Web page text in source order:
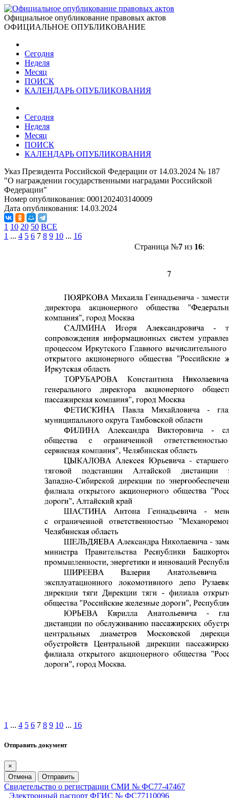
Официальное опубликование правовых актов
ОФИЦИАЛЬНОЕ ОПУБЛИКОВАНИЕ
Сегодня
Неделя
Месяц
ПОИСК
КАЛЕНДАРЬ ОПУБЛИКОВАНИЯ
Сегодня
Неделя
Месяц
ПОИСК
КАЛЕНДАРЬ ОПУБЛИКОВАНИЯ
Указ Президента Российской Федерации от 14.03.2024 № 187
"О награждении государственными наградами Российской
Федерации"
Номер опубликования: 0001202403140009
Дата опубликования: 14.03.2024
1 10 20 50 ВСЕ
1 ... 4 5 6 7 8 9 10 ... 16
Страница №7из 16:
1 ... 4 5 6 7 8 9 10 ... 16
Отправить документ
×
Отмена
Отправить
Свидетельство о регистрации СМИ № ФС77-47467
Электронный паспорт ФГИС № ФС77110096